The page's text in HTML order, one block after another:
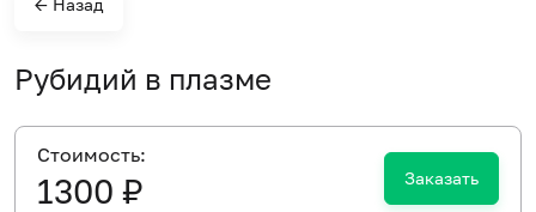
← Назад
Рубидий в плазме
Cтоимость:
1300 ₽ Заказать